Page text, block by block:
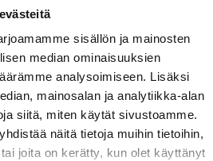
sisällön ja mainosten
median ominaisuuksien
analysoimiseen. Lisäksi
mainosalan ja analytiikka-alan
siitä, miten käytät sivustoamme.
näitä tietoja muihin tietoihin,
joita on kerätty, kun olet käyttänyt